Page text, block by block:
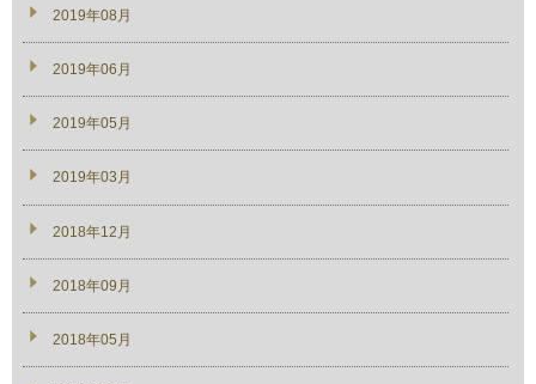
2019年08月
2019年06月
2019年05月
2019年03月
2018年12月
2018年09月
2018年05月